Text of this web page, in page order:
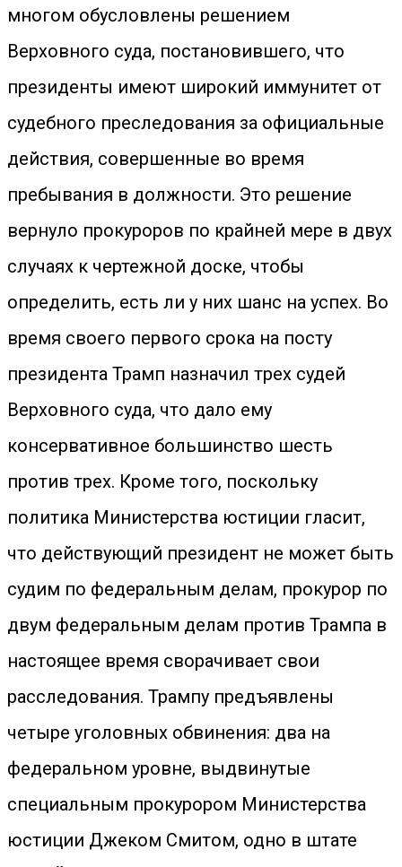
многом обусловлены решением
Верховного суда, постановившего, что
президенты имеют широкий иммунитет от
судебного преследования за официальные
действия, совершенные во время
пребывания в должности. Это решение
вернуло прокуроров по крайней мере в двух
случаях к чертежной доске, чтобы
определить, есть ли у них шанс на успех. Во
время своего первого срока на посту
президента Трамп назначил трех судей
Верховного суда, что дало ему
консервативное большинство шесть
против трех. Кроме того, поскольку
политика Министерства юстиции гласит,
что действующий президент не может быть
судим по федеральным делам, прокурор по
двум федеральным делам против Трампа в
настоящее время сворачивает свои
расследования. Трампу предъявлены
четыре уголовных обвинения: два на
федеральном уровне, выдвинутые
специальным прокурором Министерства
юстиции Джеком Смитом, одно в штате